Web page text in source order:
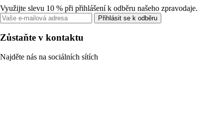
Využijte slevu 10 % při přihlášení k odběru našeho zpravodaje.
Přihlásit se k odběru
Zůstaňte v kontaktu
Najděte nás na sociálních sítích